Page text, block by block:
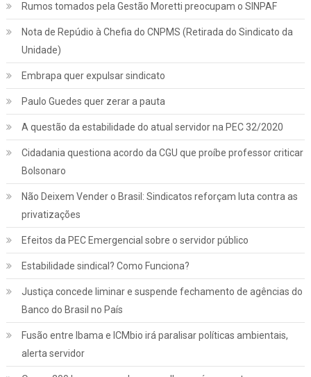
Rumos tomados pela Gestão Moretti preocupam o SINPAF
Nota de Repúdio à Chefia do CNPMS (Retirada do Sindicato da
Unidade)
Embrapa quer expulsar sindicato
Paulo Guedes quer zerar a pauta
A questão da estabilidade do atual servidor na PEC 32/2020
Cidadania questiona acordo da CGU que proíbe professor criticar
Bolsonaro
Não Deixem Vender o Brasil: Sindicatos reforçam luta contra as
privatizações
Efeitos da PEC Emergencial sobre o servidor público
Estabilidade sindical? Como Funciona?
Justiça concede liminar e suspende fechamento de agências do
Banco do Brasil no País
Fusão entre Ibama e ICMbio irá paralisar políticas ambientais,
alerta servidor
INSS: confira como vai funcionar a